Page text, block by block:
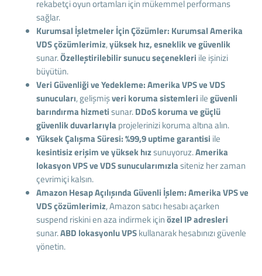
rekabetçi oyun ortamları için mükemmel performans
sağlar.
Kurumsal İşletmeler İçin Çözümler: Kurumsal Amerika
VDS çözümlerimiz,yüksek hız, esneklik ve güvenlik
sunar.Özelleştirilebilir sunucu seçenekleri ile işinizi
büyütün.
Veri Güvenliği ve Yedekleme:Amerika VPS ve VDS
sunucuları, gelişmişveri koruma sistemleri ilegüvenli
barındırma hizmetisunar.DDoS koruma ve güçlü
güvenlik duvarlarıyla projelerinizi koruma altına alın.
Yüksek Çalışma Süresi:%99,9 uptime garantisi ile
kesintisiz erişim ve yüksek hızsunuyoruz.Amerika
lokasyon VPS ve VDS sunucularımızlasiteniz her zaman
çevrimiçi kalsın.
Amazon Hesap Açılışında Güvenli İşlem:Amerika VPS ve
VDS çözümlerimiz, Amazon satıcı hesabı açarken
suspend riskini en aza indirmek içinözel IP adresleri
sunar.ABD lokasyonlu VPSkullanarak hesabınızı güvenle
yönetin.